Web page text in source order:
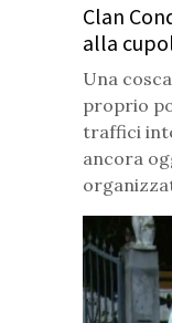
Clan
alla
Una
proprio
traffici
ancora